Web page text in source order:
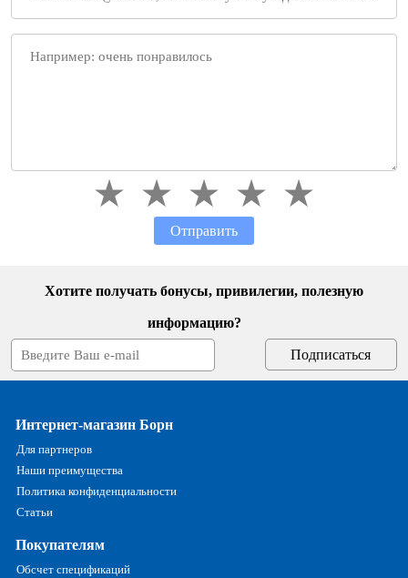
Отправить
Хотите получать бонусы, привилегии, полезную
информацию?
Интернет-магазин Борн
Для партнеров
Наши преимущества
Политика конфиденциальности
Статьи
Покупателям
Обсчет спецификаций